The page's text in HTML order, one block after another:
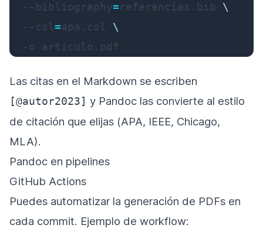
--bibliography= referencias.bib \
--csl=apa.csl \
-o articulo.pdf
Las citas en el Markdown se escriben
[@autor2023] y Pandoc las convierte al estilo
de citación que elijas (APA, IEEE, Chicago,
MLA).
Pandoc en pipelines
GitHub Actions
Puedes automatizar la generación de PDFs en
cada commit. Ejemplo de workflow: